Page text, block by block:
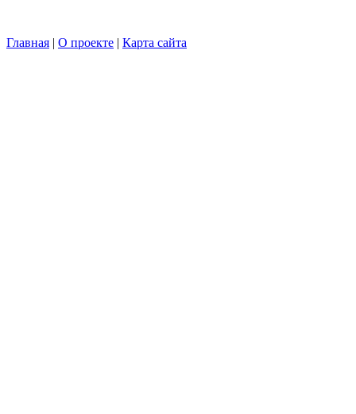
Главная | О проекте | Карта сайта